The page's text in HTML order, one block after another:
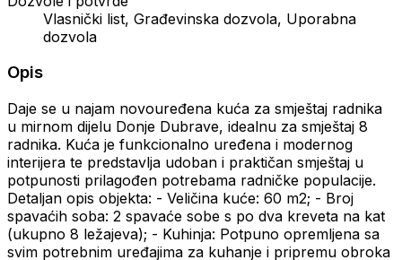
Vlasnički list, Građevinska dozvola, Uporabna
dozvola
Opis
Daje se u najam novouređena kuća za smještaj radnika
u mirnom dijelu Donje Dubrave, idealnu za smještaj 8
radnika. Kuća je funkcionalno uređena i modernog
interijera te predstavlja udoban i praktičan smještaj u
potpunosti prilagođen potrebama radničke populacije.
Detaljan opis objekta: - Veličina kuće: 60 m2; - Broj
spavaćih soba: 2 spavaće sobe s po dva kreveta na kat
(ukupno 8 ležajeva); - Kuhinja: Potpuno opremljena sa
svim potrebnim uređajima za kuhanje i pripremu obroka